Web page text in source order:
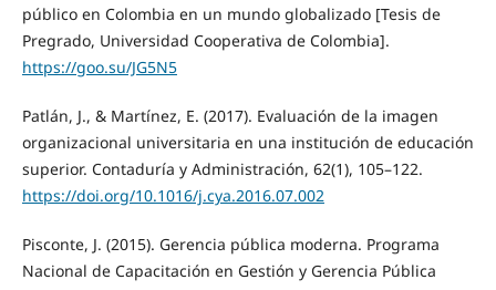
público en Colombia en un mundo globalizado [Tesis de
Pregrado, Universidad Cooperativa de Colombia].
https://goo.su/JG5N5
Patlán, J., & Martínez, E. (2017). Evaluación de la imagen
organizacional universitaria en una institución de educación
superior. Contaduría y Administración, 62(1), 105–122.
https://doi.org/10.1016/j.cya.2016.07.002
Pisconte, J. (2015). Gerencia pública moderna. Programa
Nacional de Capacitación en Gestión y Gerencia Pública